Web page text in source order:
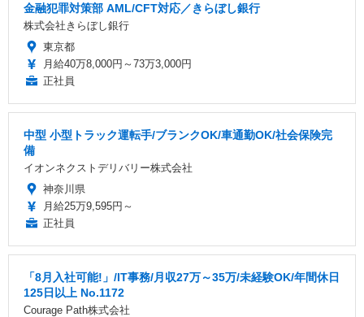
金融犯罪対策部 AML/CFT対応／きらぼし銀行
株式会社きらぼし銀行
東京都
月給40万8,000円～73万3,000円
正社員
中型 小型トラック運転手/ブランクOK/車通勤OK/社会保険完
備
イオンネクストデリバリー株式会社
神奈川県
月給25万9,595円～
正社員
「8月入社可能!」/IT事務/月収27万～35万/未経験OK/年間休日
125日以上 No.1172
Courage Path株式会社